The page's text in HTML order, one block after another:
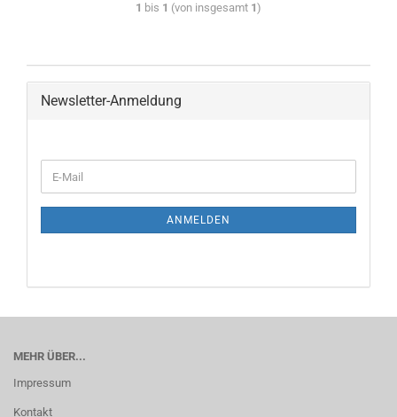
1 bis 1 (von insgesamt 1)
Newsletter-Anmeldung
ANMELDEN
MEHR ÜBER...
Impressum
Kontakt